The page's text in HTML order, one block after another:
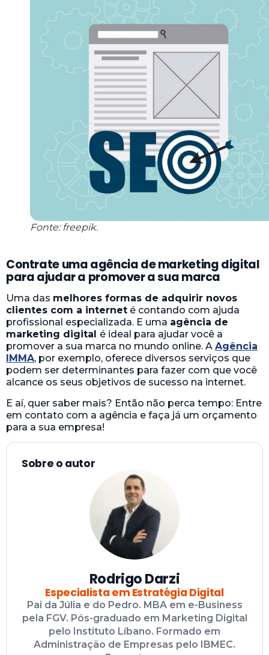
Fonte: freepik.
Contrate uma agência de marketing digital
para ajudar a promover a sua marca
Uma das melhores formas de adquirir novos
clientes com a internet é contando com ajuda
profissional especializada. E uma agência de
marketing digital é ideal para ajudar você a
promover a sua marca no mundo online. A Agência
IMMA, por exemplo, oferece diversos serviços que
podem ser determinantes para fazer com que você
alcance os seus objetivos de sucesso na internet.
E aí, quer saber mais? Então não perca tempo: Entre
em contato com a agência e faça já um orçamento
para a sua empresa!
Sobre o autor
Rodrigo Darzi
Especialista em Estratégia Digital
Pai da Júlia e do Pedro. MBA em e-Business
pela FGV. Pós-graduado em Marketing Digital
pelo Instituto Líbano. Formado em
Administração de Empresas pelo IBMEC.